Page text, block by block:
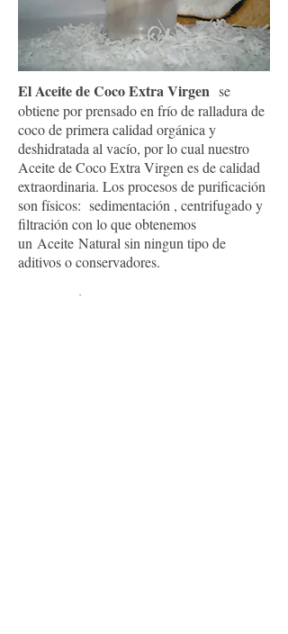
​​El Aceite de Coco Extra Virgen se
obtiene por prensado en frío de ralladura de
coco de primera calidad orgánica y
deshidratada al vacío, por lo cual nuestro
Aceite de Coco Extra Virgen es de calidad
extraordinaria. Los procesos de purificación
son físicos: sedimentación , centrifugado y
filtración con lo que obtenemos
un Aceite Natural sin ningun tipo de
aditivos o conservadores.
El Aceite de Coco Extra Virgen se usa para